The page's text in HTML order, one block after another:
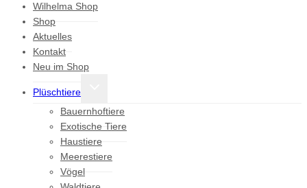
Wilhelma Shop
Shop
Aktuelles
Kontakt
Neu im Shop
Plüschtiere
Bauernhoftiere
Exotische Tiere
Haustiere
Meerestiere
Vögel